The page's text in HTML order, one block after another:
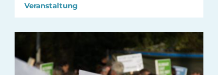
Veranstaltung